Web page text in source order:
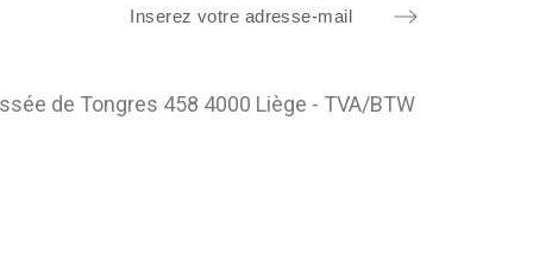
de Tongres 458 4000 Liège - TVA/BTW